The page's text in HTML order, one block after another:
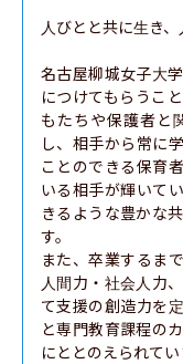
人びとと共に生き
名古屋柳城女子大
につけてもらうこ
もたちや保護者と
し、相手から常に
ことのできる保育
いる相手が輝いて
きるような豊かな
す。
また、卒業するま
人間力・社会人力
て支援の創造力を
と専門教育課程の
にととのえられてい